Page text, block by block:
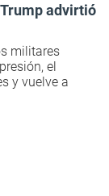
advirtió
militares
el
y vuelve a